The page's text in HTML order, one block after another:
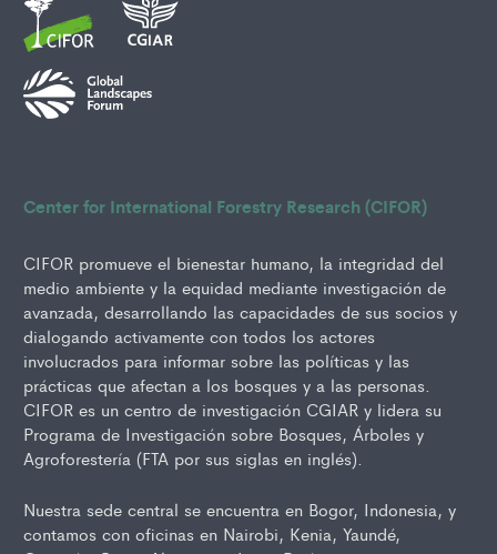
Center for International Forestry Research (CIFOR)
CIFOR promueve el bienestar humano, la integridad del
medio ambiente y la equidad mediante investigación de
avanzada, desarrollando las capacidades de sus socios y
dialogando activamente con todos los actores
involucrados para informar sobre las políticas y las
prácticas que afectan a los bosques y a las personas.
CIFOR es un centro de investigación CGIAR y lidera su
Programa de Investigación sobre Bosques, Árboles y
Agroforestería (FTA por sus siglas en inglés).
Nuestra sede central se encuentra en Bogor, Indonesia, y
contamos con oficinas en Nairobi, Kenia, Yaundé,